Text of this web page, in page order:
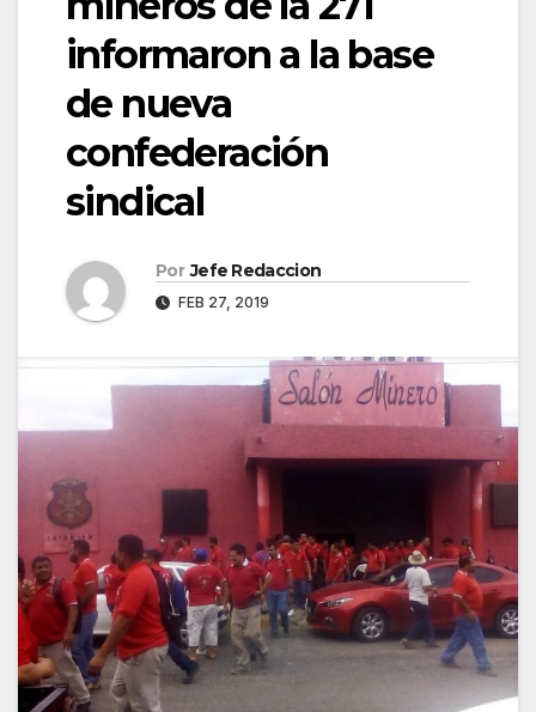
informaron a la base
de nueva
confederación
sindical
Por Jefe Redaccion
FEB 27, 2019